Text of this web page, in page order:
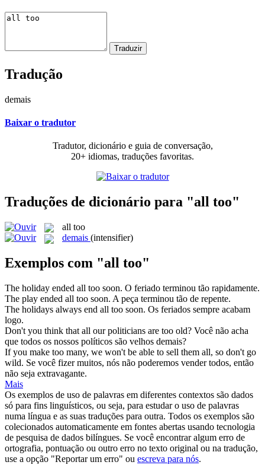
Tradução
demais
Baixar o tradutor
Tradutor, dicionário e guia de conversação,
20+ idiomas, traduções favoritas.
Traduções de dicionário para "all too"
all too
demais (intensifier)
Exemplos com "all too"
The holiday ended all too soon. O feriado terminou tão rapidamente.
The play ended all too soon. A peça terminou tão de repente.
The holidays always end all too soon. Os feriados sempre acabam
logo.
Don't you think that all our politicians are too old? Você não acha
que todos os nossos políticos são velhos demais?
If you make too many, we won't be able to sell them all, so don't go
wild. Se você fizer muitos, nós não poderemos vendertodos, então
não seja extravagante.
Mais
Os exemplos de uso de palavras em diferentes contextos são dados
só para fins linguísticos, ou seja, para estudar o uso de palavras
numa língua e as suas traduções para outra. Todos os exemplos são
colecionados automaticamente em fontes abertas usando tecnologia
de pesquisa de dados bilíngues. Se você encontrar algum erro de
ortografia, pontuação ou outro erro no texto original ou na tradução,
use a opção "Reportar um erro" ou escreva para nós.